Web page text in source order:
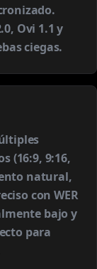
Ovi 1.1 y
ciegas.
(16:9, 9:16,
natural,
con WER
bajo y
para